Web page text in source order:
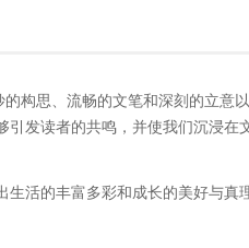
构思、流畅的文笔和深刻的立意以
发读者的共鸣，并使我们沉浸在
活的丰富多彩和成长的美好与真